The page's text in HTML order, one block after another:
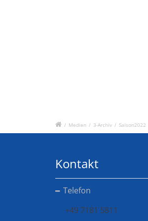
/ Medien / 3-Archiv / Saison2022
Kontakt
Telefon
+49 7181 5811